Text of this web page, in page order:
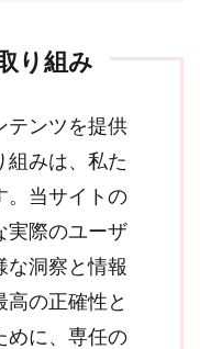
り組み
テンツを提供
組みは、私た
。当サイトの
実際のユーザ
な洞察と情報
の正確性と
めに、専任の